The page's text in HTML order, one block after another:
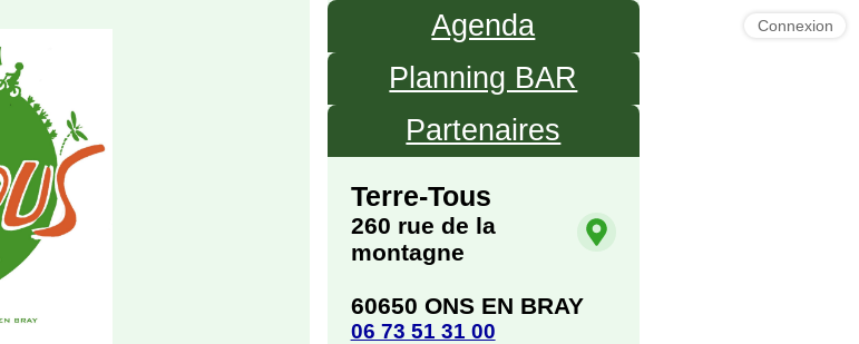
Connexion
Agenda
Planning BAR
Partenaires
Terre-Tous
260 rue de la
montagne
60650 ONS EN BRAY
06 73 51 31 00